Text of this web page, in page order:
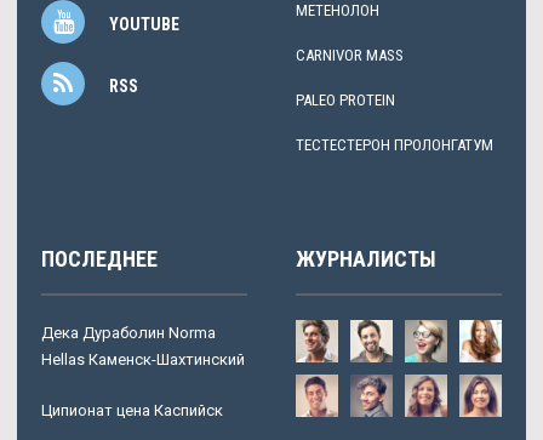
YOUTUBE
RSS
МЕТЕНОЛОН
CARNIVOR MASS
PALEO PROTEIN
ТЕСТЕСТЕРОН ПРОЛОНГАТУМ
ПОСЛЕДНЕЕ
Дека Дураболин Norma
Hellas Каменск-Шахтинский
Ципионат цена Каспийск
ЖУРНАЛИСТЫ